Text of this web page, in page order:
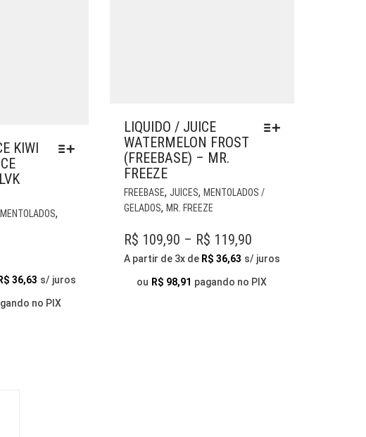
KIWI
,
AS
R$ 36,63 s/ juros
no PIX
LIQUIDO / JUICE
WATERMELON FROST
(FREEBASE) – MR.
FREEZE
FREEBASE, JUICES, MENTOLADOS /
GELADOS, MR. FREEZE
R$ 109,90 – R$ 119,90PRICE
RANGE:
R$ 109,90
A partir de 3x de R$ 36,63 s/ juros
ou R$ 98,91 pagando no PIX